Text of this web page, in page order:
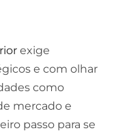
exige
e com olhar
como
mercado e
passo para se